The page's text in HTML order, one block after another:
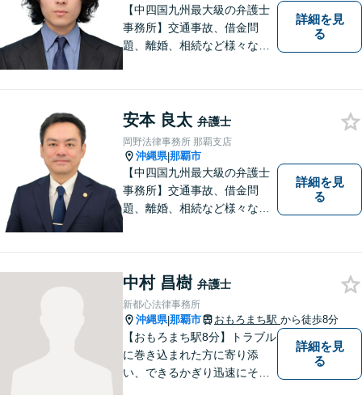
さい。
【中四国九州最大級の弁護士
事務所】交通事故、借金問
題、離婚、相続など様々な問
い！
詳細を見
る
安本 良太 弁護士
岡野法律事務所 那覇支店
沖縄県|那覇市
【中四国九州最大級の弁護士
事務所】交通事故、借金問
題、離婚、相続など様々な問
い！
詳細を見
る
中村 昌樹 弁護士
新都心法律事務所
沖縄県|那覇市 おもろまち駅 から徒歩8分
【おもろまち駅8分】トラブル
に巻き込まれた方に寄り添
い、できるかぎり迅速にそし
詳細を見
る